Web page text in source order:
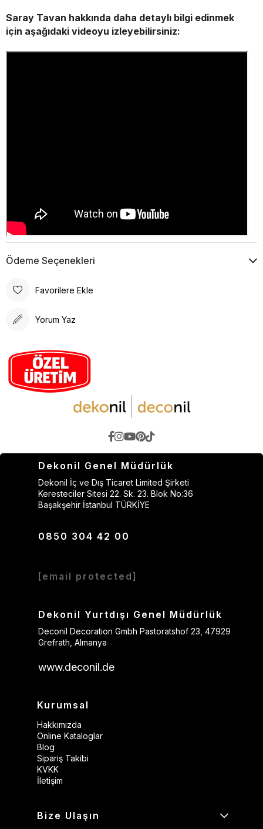
Saray Tavan hakkında daha detaylı bilgi edinmek
için aşağıdaki videoyu izleyebilirsiniz:
Ödeme Seçenekleri
Favorilere Ekle
Yorum Yaz
Dekonil Genel Müdürlük
Dekonil İç ve Dış Ticaret Limited Şirketi
Keresteciler Sitesi 22. Sk. 23. Blok No:36
Başakşehir İstanbul TÜRKİYE
0850 304 42 00
[email protected]
Dekonil Yurtdışı Genel Müdürlük
Deconil Decoration Gmbh Pastoratshof 23, 47929
Grefrath, Almanya
www.deconil.de
Kurumsal
Hakkımızda
Online Kataloglar
Blog
Sipariş Takibi
KVKK
İletişim
Bize Ulaşın